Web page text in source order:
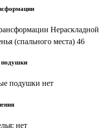
Нераскладной
(спального места) 46
подушки
подушки нет
нет